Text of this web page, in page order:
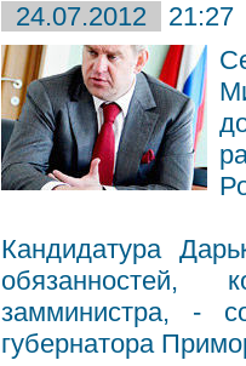
24.07.2012
21:27
Кандидатура
обязанностей,
замминистра, -
губернатора